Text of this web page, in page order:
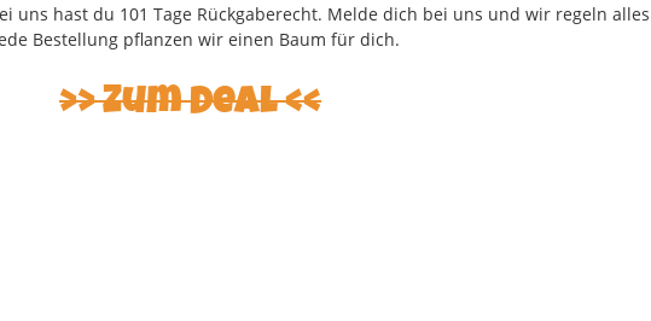
uns hast du 101 Tage Rückgaberecht. Melde dich bei uns und wir regeln alles
Bestellung pflanzen wir einen Baum für dich.
Zum Deal